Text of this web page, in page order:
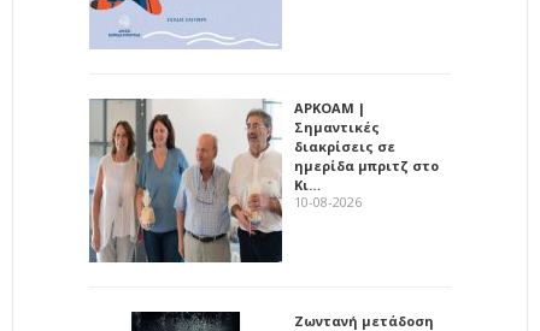
ΑΡΚΟΑΜ |
Σημαντικές
διακρίσεις σε
ημερίδα μπριτζ στο
Κι…
10-08-2026
Ζωντανή μετάδοση